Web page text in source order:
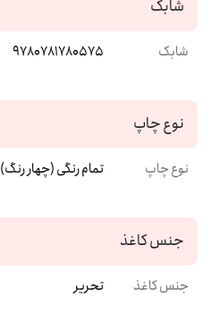
شابک
شابک 9780781780575
نوع چاپ
نوع چاپ تمام رنگی (چهار رنگ)
جنس کاغذ
جنس کاغذ تحریر